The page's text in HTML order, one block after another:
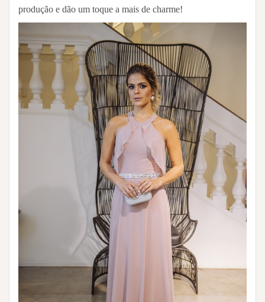
produção e dão um toque a mais de charme!